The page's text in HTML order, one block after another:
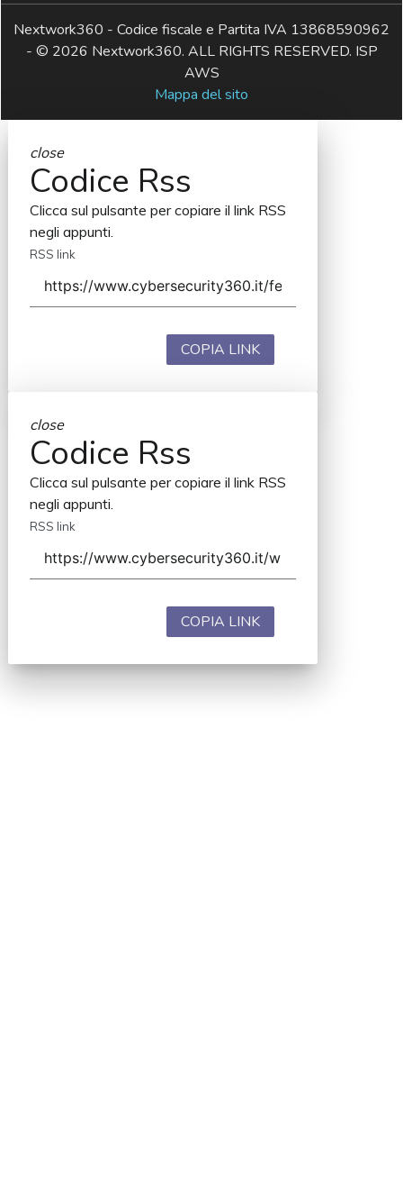
Nextwork360 - Codice fiscale e Partita IVA 13868590962
- © 2026 Nextwork360. ALL RIGHTS RESERVED. ISP
AWS
Mappa del sito
close
Codice Rss
Clicca sul pulsante per copiare il link RSS
negli appunti.
RSS link
COPIA LINK
close
Codice Rss
Clicca sul pulsante per copiare il link RSS
negli appunti.
RSS link
COPIA LINK